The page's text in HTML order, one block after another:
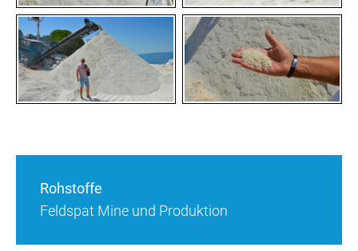
Rohstoffe
Feldspat Mine und Produktion